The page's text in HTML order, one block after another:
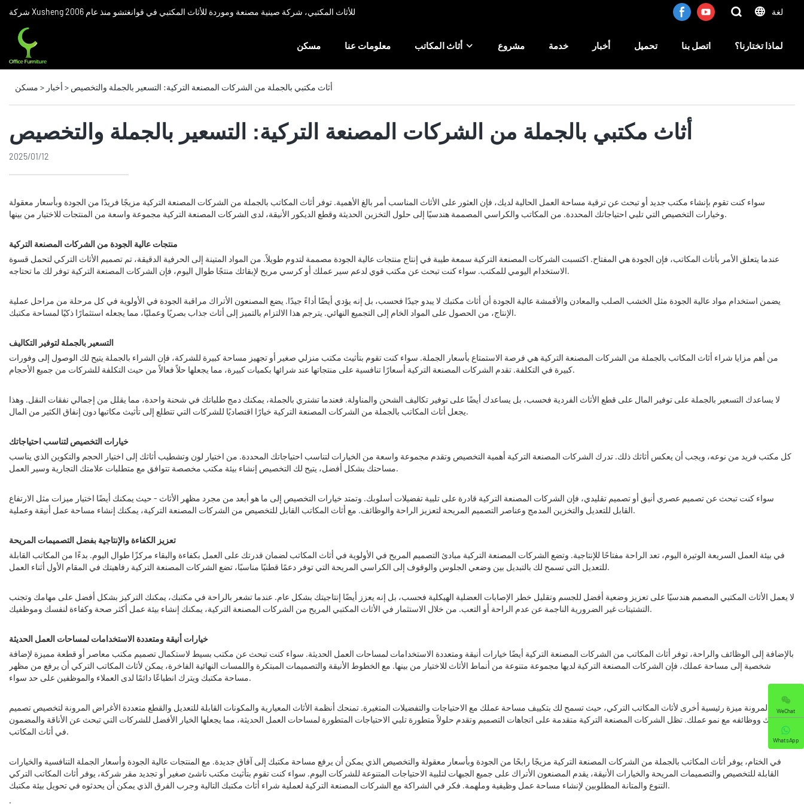
شركة Xusheng للأثاث المكتبي، شركة صينية مصنعة وموردة للأثاث المكتبي في قوانغتشو منذ عام 2006 لغة
مسكن معلومات عنا أثاث المكاتب مشروع خدمة أخبار تحميل اتصل بنا لماذا تختارنا؟
مسكن > أخبار > أثاث مكتبي بالجملة من الشركات المصنعة التركية: التسعير بالجملة والتخصيص
أثاث مكتبي بالجملة من الشركات المصنعة التركية: التسعير بالجملة والتخصيص
2025/01/12
سواء كنت تقوم بإنشاء مكتب جديد أو تبحث عن ترقية مساحة العمل الحالية لديك، فإن العثور على الأثاث المناسب أمر بالغ الأهمية. توفر أثاث المكاتب بالجملة من الشركات المصنعة التركية مزيجًا فريدًا من الجودة وبأسعار معقولة
وخيارات التخصيص التي تلبي احتياجاتك المحددة. من المكاتب والكراسي المصممة هندسيًا إلى حلول التخزين الحديثة وقطع الديكور الأنيقة، لدى الشركات المصنعة التركية مجموعة واسعة من المنتجات للاختيار من بينها.
منتجات عالية الجودة من الشركات المصنعة التركية
عندما يتعلق الأمر بأثاث المكاتب، فإن الجودة هي المفتاح. اكتسبت الشركات المصنعة التركية سمعة طيبة في إنتاج منتجات عالية الجودة مصممة لتدوم طويلاً. من المواد المتينة إلى الحرفية الدقيقة، تم تصميم الأثاث التركي لتحمل قسوة
الاستخدام اليومي للمكتب. سواء كنت تبحث عن مكتب قوي لدعم سير عملك أو كرسي مريح لإبقائك منتجًا طوال اليوم، فإن الشركات المصنعة التركية توفر لك ما تحتاجه.
يضمن استخدام مواد عالية الجودة مثل الخشب الصلب والمعادن والأقمشة عالية الجودة أن أثاث مكتبك لا يبدو جيدًا فحسب، بل إنه يؤدي أيضًا أداءً جيدًا. يضع المصنعون الأتراك مراقبة الجودة في الأولوية في كل مرحلة من مراحل عملية
الإنتاج، من الحصول على المواد الخام إلى التجميع النهائي. يترجم هذا الالتزام بالتميز إلى أثاث جذاب بصريًا وعمليًا، مما يجعله استثمارًا ذكيًا لمساحة مكتبك.
التسعير بالجملة لتوفير التكاليف
من أهم مزايا شراء أثاث المكاتب بالجملة من الشركات المصنعة التركية هي فرصة الاستمتاع بأسعار الجملة. سواء كنت تقوم بتأثيث مكتب منزلي صغير أو تجهيز مساحة كبيرة للشركة، فإن الشراء بالجملة يتيح لك الوصول إلى وفورات
كبيرة في التكلفة. تقدم الشركات المصنعة التركية أسعارًا تنافسية على منتجاتها عند شرائها بكميات كبيرة، مما يجعلها حلاً فعالاً من حيث التكلفة للشركات من جميع الأحجام.
لا يساعدك التسعير بالجملة على توفير المال على قطع الأثاث الفردية فحسب، بل يساعدك أيضًا على توفير تكاليف الشحن والمناولة. فعندما تشتري بالجملة، يمكنك دمج طلباتك في شحنة واحدة، مما يقلل من إجمالي نفقات النقل. وهذا
يجعل أثاث المكاتب بالجملة من الشركات المصنعة التركية خيارًا اقتصاديًا للشركات التي تتطلع إلى تأثيث مكاتبها دون إنفاق الكثير من المال.
خيارات التخصيص لتناسب احتياجاتك
كل مكتب فريد من نوعه، ويجب أن يعكس أثاثك ذلك. تدرك الشركات المصنعة التركية أهمية التخصيص وتقدم مجموعة واسعة من الخيارات لتناسب احتياجاتك المحددة. من اختيار لون وتشطيب أثاثك إلى اختيار الحجم والتكوين الذي يناسب
مساحتك بشكل أفضل، يتيح لك التخصيص إنشاء بيئة مكتب مخصصة تتوافق مع متطلبات علامتك التجارية وسير العمل.
سواء كنت تبحث عن تصميم عصري أنيق أو تصميم تقليدي، فإن الشركات المصنعة التركية قادرة على تلبية تفضيلات أسلوبك. وتمتد خيارات التخصيص إلى ما هو أبعد من مجرد مظهر الأثاث - حيث يمكنك أيضًا اختيار ميزات مثل الارتفاع
القابل للتعديل والتخزين المدمج وعناصر التصميم المريحة لتعزيز الراحة والوظائف. مع أثاث المكاتب القابل للتخصيص من الشركات المصنعة التركية، يمكنك إنشاء مساحة عمل أنيقة وعملية.
تعزيز الكفاءة والإنتاجية بفضل التصميمات المريحة
في بيئة العمل السريعة الوتيرة اليوم، تعد الراحة مفتاحًا للإنتاجية. وتضع الشركات المصنعة التركية مبادئ التصميم المريح في الأولوية في أثاث المكاتب لضمان قدرتك على العمل بكفاءة والبقاء مركزًا طوال اليوم. بدءًا من المكاتب القابلة
للتعديل التي تسمح لك بالتبديل بين وضعي الجلوس والوقوف إلى الكراسي المريحة التي توفر دعمًا قطنيًا مناسبًا، تضع الشركات المصنعة التركية رفاهيتك في المقام الأول أثناء العمل.
لا يعمل الأثاث المكتبي المصمم هندسيًا على تعزيز وضعية أفضل للجسم وتقليل خطر الإصابات العضلية الهيكلية فحسب، بل إنه يعزز أيضًا إنتاجيتك بشكل عام. عندما تشعر بالراحة في مكتبك، يمكنك التركيز بشكل أفضل على مهامك وتجنب
التشتيتات غير الضرورية الناجمة عن عدم الراحة أو التعب. من خلال الاستثمار في الأثاث المكتبي المريح من الشركات المصنعة التركية، يمكنك إنشاء بيئة عمل أكثر صحة وكفاءة لنفسك وموظفيك.
خيارات أنيقة ومتعددة الاستخدامات لمساحات العمل الحديثة
بالإضافة إلى الوظائف والراحة، توفر أثاث المكاتب من الشركات المصنعة التركية أيضًا خيارات أنيقة ومتعددة الاستخدامات لمساحات العمل الحديثة. سواء كنت تبحث عن مكتب بسيط لاستكمال تصميم مكتب معاصر أو قطعة مميزة لإضافة
شخصية إلى مساحة عملك، فإن الشركات المصنعة التركية لديها مجموعة متنوعة من أنماط الأثاث للاختيار من بينها. مع الخطوط الأنيقة والتصميمات المبتكرة واللمسات النهائية الفاخرة، يمكن لأثاث المكاتب التركي أن يرفع من مظهر
مساحة مكتبك ويترك انطباعًا دائمًا لدى العملاء والموظفين على حد سواء.
تعد المرونة ميزة رئيسية أخرى لأثاث المكاتب التركي، حيث تسمح لك بتكييف مساحة عملك مع الاحتياجات والتفضيلات المتغيرة. تمنحك أنظمة الأثاث المعيارية والمكونات القابلة للتعديل والقطع متعددة الأغراض المرونة لتخصيص تصميم
مكتبك ووظائفه مع نمو عملك. تظل الشركات المصنعة التركية متقدمة على اتجاهات التصميم وتقدم حلولاً متطورة تلبي الاحتياجات المتطورة لمساحات العمل الحديثة، مما يجعلها الخيار الأفضل للشركات التي تبحث عن الأناقة والمضمون
في أثاث المكاتب.
في الختام، يوفر أثاث المكاتب بالجملة من الشركات المصنعة التركية مزيجًا رابحًا من الجودة وبأسعار معقولة والتخصيص الذي يمكن أن يرفع مساحة مكتبك إلى آفاق جديدة. مع المنتجات عالية الجودة وأسعار الجملة التنافسية والخيارات
القابلة للتخصيص والتصميمات المريحة والخيارات الأنيقة، يقدم المصنعون الأتراك على جميع الجبهات لتلبية الاحتياجات المتنوعة للشركات اليوم. سواء كنت تقوم بتأثيث مكتب ناشئ صغير أو تجديد مقر شركة، يوفر أثاث المكاتب التركي
التنوع والمتانة المطلوبين لإنشاء مساحة عمل وظيفية وملهمة. فكر في الشراكة مع الشركات المصنعة التركية لعملية شراء أثاث مكتبك التالية وجرب الفرق الذي يمكن أن يحدثوه في تحويل بيئة مكتبك.
.
WeChat
WhatsApp